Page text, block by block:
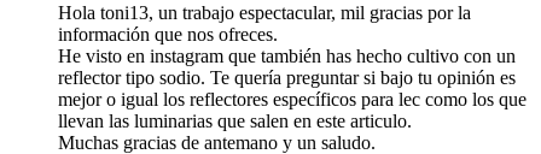
Hola toni13, un trabajo espectacular, mil gracias por la
información que nos ofreces.
He visto en instagram que también has hecho cultivo con un
reflector tipo sodio. Te quería preguntar si bajo tu opinión es
mejor o igual los reflectores específicos para lec como los que
llevan las luminarias que salen en este articulo.
Muchas gracias de antemano y un saludo.